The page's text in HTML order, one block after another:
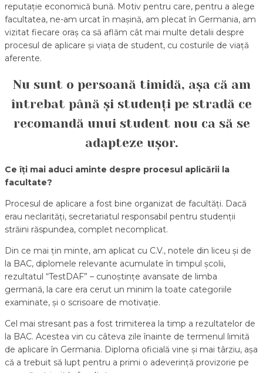
reputație economică bună. Motiv pentru care, pentru a alege
facultatea, ne-am urcat în mașină, am plecat în Germania, am
vizitat fiecare oraș ca să aflăm cât mai multe detalii despre
procesul de aplicare și viața de student, cu costurile de viață
aferente.
Nu sunt o persoană timidă, așa că am
întrebat până și studenți pe stradă ce
recomandă unui student nou ca să se
adapteze ușor.
Ce îți mai aduci aminte despre procesul aplicării la
facultate?
Procesul de aplicare a fost bine organizat de facultăți. Dacă
erau neclarități, secretariatul responsabil pentru studenții
străini răspundea, complet necomplicat.
Din ce mai țin minte, am aplicat cu C.V., notele din liceu și de
la BAC, diplomele relevante acumulate în timpul școlii,
rezultatul “TestDAF” – cunoștințe avansate de limba
germană, la care era cerut un minim la toate categoriile
examinate, și o scrisoare de motivație.
Cel mai stresant pas a fost trimiterea la timp a rezultatelor de
la BAC. Acestea vin cu câteva zile înainte de termenul limită
de aplicare în Germania. Diploma oficială vine și mai târziu, așa
că a trebuit să lupt pentru a primi o adeverință provizorie pe